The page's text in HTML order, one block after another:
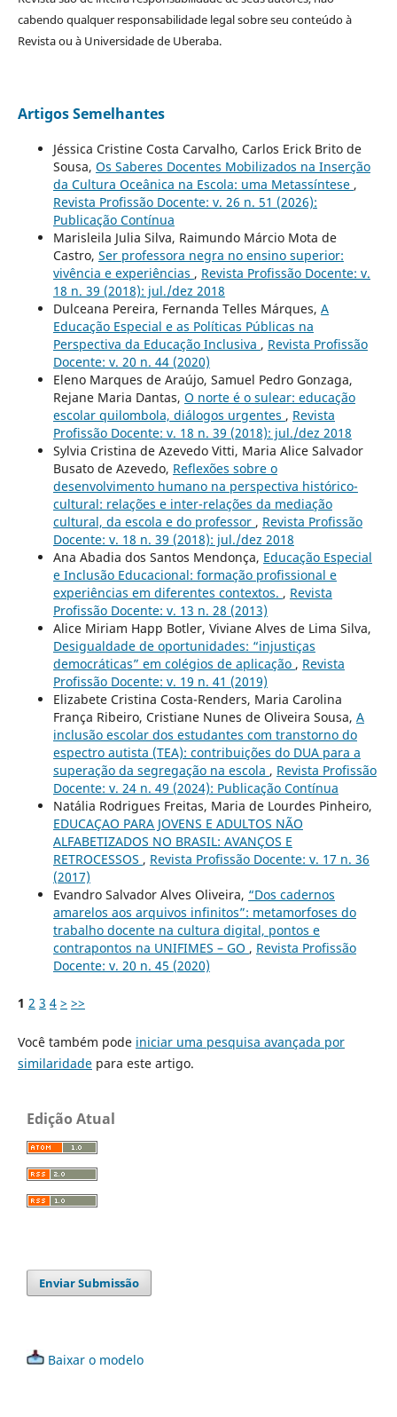
cabendo qualquer responsabilidade legal sobre seu conteúdo à
Revista ou à Universidade de Uberaba.
Artigos Semelhantes
Jéssica Cristine Costa Carvalho, Carlos Erick Brito de
Sousa, Os Saberes Docentes Mobilizados na Inserção
da Cultura Oceânica na Escola: uma Metassíntese ,
Revista Profissão Docente: v. 26 n. 51 (2026):
Publicação Contínua
Marisleila Julia Silva, Raimundo Márcio Mota de
Castro, Ser professora negra no ensino superior:
vivência e experiências , Revista Profissão Docente: v.
18 n. 39 (2018): jul./dez 2018
Dulceana Pereira, Fernanda Telles Márques, A
Educação Especial e as Políticas Públicas na
Perspectiva da Educação Inclusiva , Revista Profissão
Docente: v. 20 n. 44 (2020)
Eleno Marques de Araújo, Samuel Pedro Gonzaga,
Rejane Maria Dantas, O norte é o sulear: educação
escolar quilombola, diálogos urgentes , Revista
Profissão Docente: v. 18 n. 39 (2018): jul./dez 2018
Sylvia Cristina de Azevedo Vitti, Maria Alice Salvador
Busato de Azevedo, Reflexões sobre o
desenvolvimento humano na perspectiva histórico-
cultural: relações e inter-relações da mediação
cultural, da escola e do professor , Revista Profissão
Docente: v. 18 n. 39 (2018): jul./dez 2018
Ana Abadia dos Santos Mendonça, Educação Especial
e Inclusão Educacional: formação profissional e
experiências em diferentes contextos. , Revista
Profissão Docente: v. 13 n. 28 (2013)
Alice Miriam Happ Botler, Viviane Alves de Lima Silva,
Desigualdade de oportunidades: “injustiças
democráticas” em colégios de aplicação , Revista
Profissão Docente: v. 19 n. 41 (2019)
Elizabete Cristina Costa-Renders, Maria Carolina
França Ribeiro, Cristiane Nunes de Oliveira Sousa, A
inclusão escolar dos estudantes com transtorno do
espectro autista (TEA): contribuições do DUA para a
superação da segregação na escola , Revista Profissão
Docente: v. 24 n. 49 (2024): Publicação Contínua
Natália Rodrigues Freitas, Maria de Lourdes Pinheiro,
EDUCAÇAO PARA JOVENS E ADULTOS NÃO
ALFABETIZADOS NO BRASIL: AVANÇOS E
RETROCESSOS , Revista Profissão Docente: v. 17 n. 36
(2017)
Evandro Salvador Alves Oliveira, “Dos cadernos
amarelos aos arquivos infinitos”: metamorfoses do
trabalho docente na cultura digital, pontos e
contrapontos na UNIFIMES – GO , Revista Profissão
Docente: v. 20 n. 45 (2020)
1 2 3 4 > >>
Você também pode iniciar uma pesquisa avançada por
similaridadepara este artigo.
Edição Atual
Enviar Submissão
Baixar o modelo